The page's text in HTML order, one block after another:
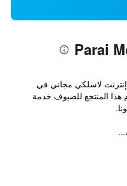
إنترنت لاسلكي مجاني في
هذا المنتجع للضيوف خدمة